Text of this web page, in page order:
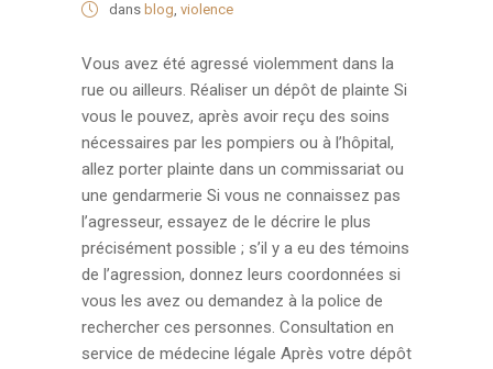
dans blog, violence
Vous avez été agressé violemment dans la
rue ou ailleurs. Réaliser un dépôt de plainte Si
vous le pouvez, après avoir reçu des soins
nécessaires par les pompiers ou à l’hôpital,
allez porter plainte dans un commissariat ou
une gendarmerie Si vous ne connaissez pas
l’agresseur, essayez de le décrire le plus
précisément possible ; s’il y a eu des témoins
de l’agression, donnez leurs coordonnées si
vous les avez ou demandez à la police de
rechercher ces personnes. Consultation en
service de médecine légale Après votre dépôt